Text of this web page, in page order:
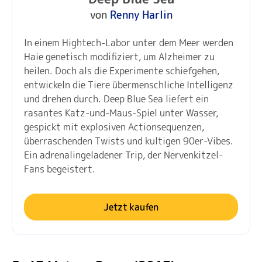
von Renny Harlin
In einem Hightech-Labor unter dem Meer werden
Haie genetisch modifiziert, um Alzheimer zu
heilen. Doch als die Experimente schiefgehen,
entwickeln die Tiere übermenschliche Intelligenz
und drehen durch. Deep Blue Sea liefert ein
rasantes Katz-und-Maus-Spiel unter Wasser,
gespickt mit explosiven Actionsequenzen,
überraschenden Twists und kultigen 90er-Vibes.
Ein adrenalingeladener Trip, der Nervenkitzel-
Fans begeistert.
Jetzt kaufen